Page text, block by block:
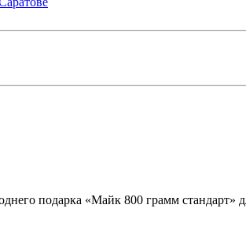
подарка «Майк 800 грамм стандарт»